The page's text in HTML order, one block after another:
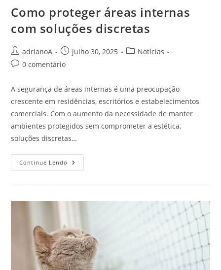
Como proteger áreas internas
com soluções discretas
Autor
do
adrianoA
Post
publicado:
julho 30, 2025
Categoria
Notícias
Comentários
post:
0 comentário
A segurança de áreas internas é uma preocupação
crescente em residências, escritórios e estabelecimentos
comerciais. Com o aumento da necessidade de manter
ambientes protegidos sem comprometer a estética,
soluções discretas…
Continue Lendo Como
Proteger
Discretas